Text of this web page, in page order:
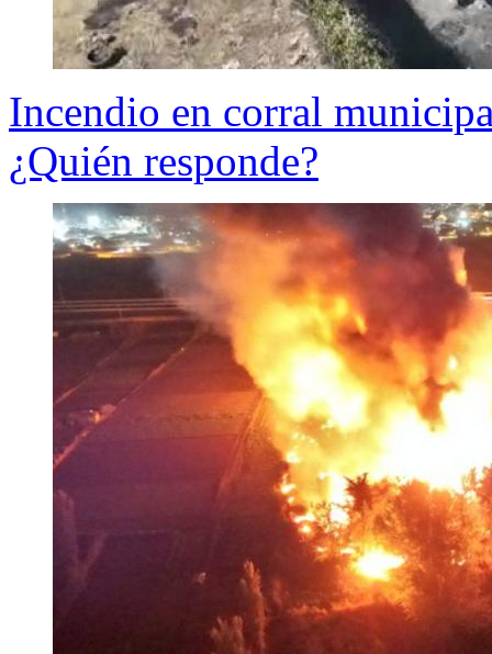
Incendio en corral
¿Quién responde?